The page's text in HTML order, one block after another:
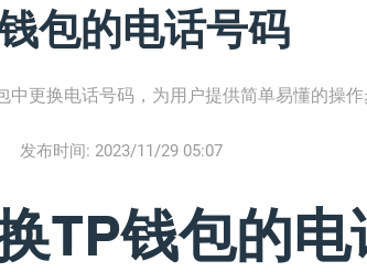
包的电话号码
更换电话号码，为用户提供简单易懂的操作
发布时间: 2023/11/29 05:07
TP钱包的